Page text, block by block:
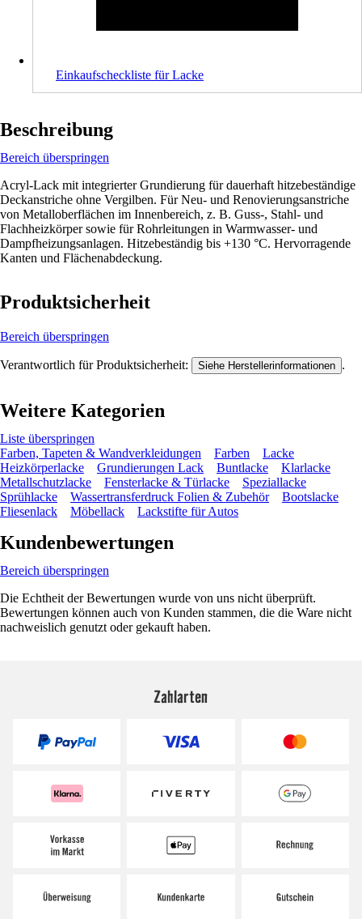
Einkaufscheckliste für Lacke
Beschreibung
Bereich überspringen
Acryl-Lack mit integrierter Grundierung für dauerhaft hitzebeständige
Deckanstriche ohne Vergilben. Für Neu- und Renovierungsanstriche
von Metalloberflächen im Innenbereich, z. B. Guss-, Stahl- und
Flachheizkörper sowie für Rohrleitungen in Warmwasser- und
Dampfheizungsanlagen. Hitzebeständig bis +130 °C. Hervorragende
Kanten und Flächenabdeckung.
Produktsicherheit
Bereich überspringen
Verantwortlich für Produktsicherheit: Siehe Herstellerinformationen .
Weitere Kategorien
Liste überspringen
Farben, Tapeten & Wandverkleidungen
Farben
Lacke
Heizkörperlacke
Grundierungen Lack Buntlacke
Klarlacke
Metallschutzlacke
Fensterlacke & Türlacke
Speziallacke
Sprühlacke
Wassertransferdruck Folien & Zubehör
Bootslacke
Fliesenlack
Möbellack Lackstifte für Autos
Kundenbewertungen
Bereich überspringen
Die Echtheit der Bewertungen wurde von uns nicht überprüft.
Bewertungen können auch von Kunden stammen, die die Ware nicht
nachweislich genutzt oder gekauft haben.
Zahlarten